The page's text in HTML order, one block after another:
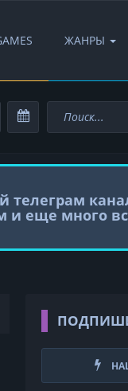
ЖАНРЫ
телеграм
и еще много